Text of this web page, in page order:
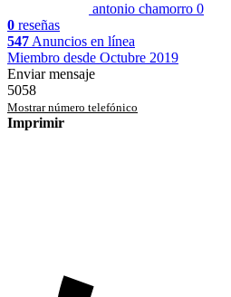
antonio chamorro 0
0 reseñas
547 Anuncios en línea
Miembro desde Octubre 2019
Enviar mensaje
5058
Mostrar número telefónico
Imprimir